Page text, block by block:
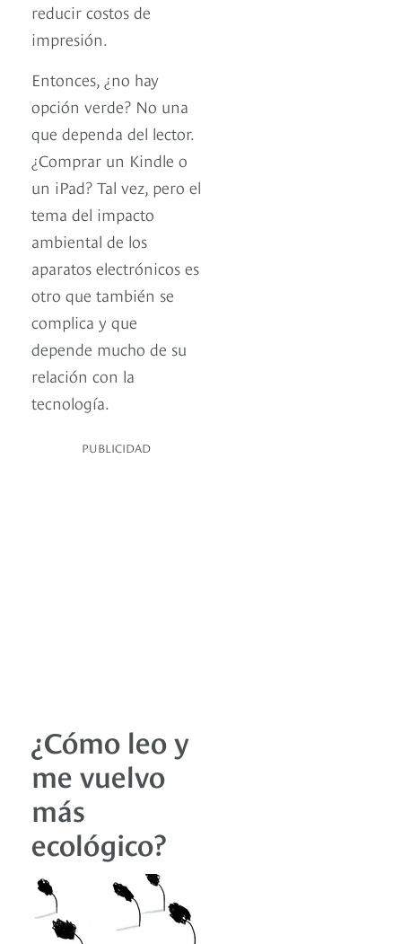
reducir costos de
impresión.
Entonces, ¿no hay
opción verde? No una
que dependa del lector.
¿Comprar un Kindle o
un iPad? Tal vez, pero el
tema del impacto
ambiental de los
aparatos electrónicos es
otro que también se
complica y que
depende mucho de su
relación con la
tecnología.
PUBLICIDAD
¿Cómo leo y
me vuelvo
más
ecológico?